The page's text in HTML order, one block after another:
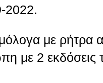
2022.
με ρήτρα
με 2 εκδόσεις